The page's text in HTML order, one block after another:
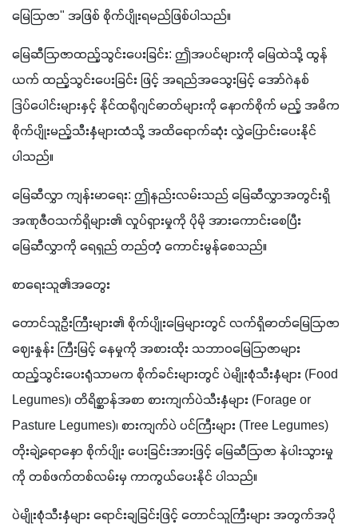
မြေဩဇာ" အဖြစ် စိုက်ပျိုးရမည်ဖြစ်ပါသည်။
မြေဆီဩဇာထည့်သွင်းပေးခြင်း: ဤအပင်များကို မြေထဲသို့ ထွန်
ယက် ထည့်သွင်းပေးခြင်း ဖြင့် အရည်အသွေးမြင့် အော်ဂဲနစ်
ဒြပ်ပေါင်းများနှင့် နိုင်ထရိုဂျင်ဓာတ်များကို နောက်စိုက် မည့် အဓိက
စိုက်ပျိုးမည့်သီးနှံများထံသို့ အထိရောက်ဆုံး လွှဲပြောင်းပေးနိုင်
ပါသည်။
မြေဆီလွှာ ကျန်းမာရေး: ဤနည်းလမ်းသည် မြေဆီလွှာအတွင်းရှိ
အဏုဇီဝသက်ရှိများ၏ လှုပ်ရှားမှုကို ပိုမို အားကောင်းစေပြီး
မြေဆီလွှာကို ရေရှည် တည်တံ့ ကောင်းမွန်စေသည်။
စာရေးသူ၏အတွေး
တောင်သူဦးကြီးများ၏ စိုက်ပျိုးမြေများတွင် လက်ရှိဓာတ်မြေဩဇာ
ဈေးနှုန်း ကြီးမြင့် နေမှုကို အစားထိုး သဘာဝမြေဩဇာများ
ထည့်သွင်းပေးရုံသာမက စိုက်ခင်းများတွင် ပဲမျိုးစုံသီးနှံများ (Food
Legumes)၊ တိရိစ္ဆာန်အစာ စားကျက်ပဲသီးနှံများ (Forage or
Pasture Legumes)၊ စားကျက်ပဲ ပင်ကြီးများ (Tree Legumes)
တိုးချဲ့ရောနှော စိုက်ပျိုး ပေးခြင်းအားဖြင့် မြေဆီဩဇာ နဲပါးသွားမှု
ကို တစ်ဖက်တစ်လမ်းမှ ကာကွယ်ပေးနိုင် ပါသည်။
ပဲမျိုးစုံသီးနှံများ ရောင်းချခြင်းဖြင့် တောင်သူကြီးများ အတွက်အပို